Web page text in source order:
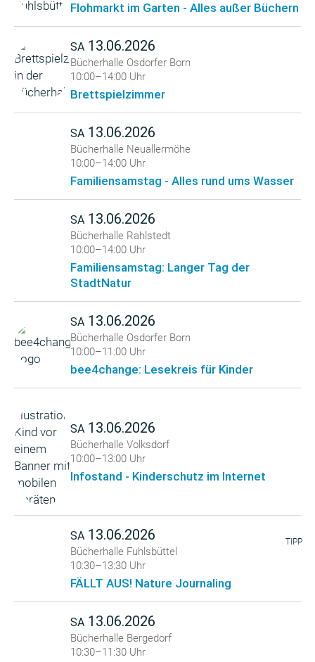
Flohmarkt im Garten - Alles außer Büchern
SA 13.06.2026
Bücherhalle Osdorfer Born
10:00–14:00 Uhr
Brettspielzimmer
SA 13.06.2026
Bücherhalle Neuallermöhe
10:00–14:00 Uhr
Familiensamstag - Alles rund ums Wasser
SA 13.06.2026
Bücherhalle Rahlstedt
10:00–14:00 Uhr
Familiensamstag: Langer Tag der
StadtNatur
SA 13.06.2026
Bücherhalle Osdorfer Born
10:00–11:00 Uhr
bee4change: Lesekreis für Kinder
SA 13.06.2026
Bücherhalle Volksdorf
10:00–13:00 Uhr
Infostand - Kinderschutz im Internet
TIPP
SA 13.06.2026
Bücherhalle Fuhlsbüttel
10:30–13:30 Uhr
FÄLLT AUS! Nature Journaling
SA 13.06.2026
Bücherhalle Bergedorf
10:30–11:30 Uhr